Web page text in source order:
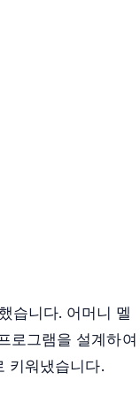
습니다. 어머니 멜
로그램을 설계하여
키워냈습니다.